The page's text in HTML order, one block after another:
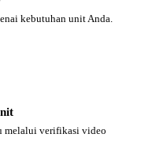
kebutuhan unit Anda.
melalui verifikasi video